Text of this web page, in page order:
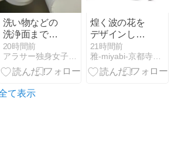
洗い物などの
洗浄面まで考
慮されている
浄水器！
20時間前
アラサー独身女子さゆりの徒然日記
煌く波の花を
デザインした
セットリング
【京都本店】
21時間前
雅-miyabi-京都寺町 スタッフブログ
て表示